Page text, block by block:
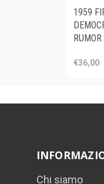
1959
€36,00
Chi siamo